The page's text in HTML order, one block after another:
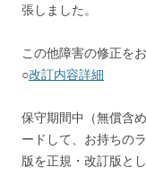
張しました。
この他障害の修正を
○改訂内容詳細
保守期間中（無償含
ードして、お持ちの
版を正規・改訂版と